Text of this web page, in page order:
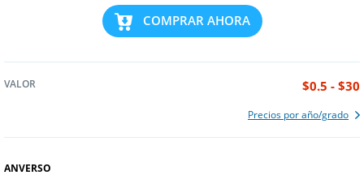
COMPRAR AHORA
VALOR $0.5 - $30
Precios por año/grado
ANVERSO